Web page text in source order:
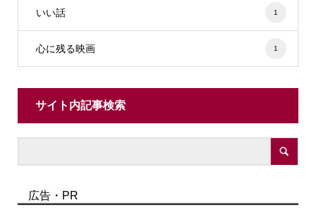
いい話 1
心に残る映画 1
サイト内記事検索
広告・PR